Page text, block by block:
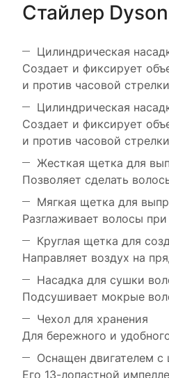
Стайлер
Цилиндрическая
Создает и фиксирует
и против часовой
Цилиндрическая
Создает и фиксирует
и против часовой
Жесткая щетка для
Позволяет сделать
Мягкая щетка для
Разглаживает волосы
Круглая щетка для
Направляет воздух на
Насадка для сушки
Подсушивает мокрые
Чехол для хранения
Для бережного и
Оснащен двигателем
Его 13-лопастной